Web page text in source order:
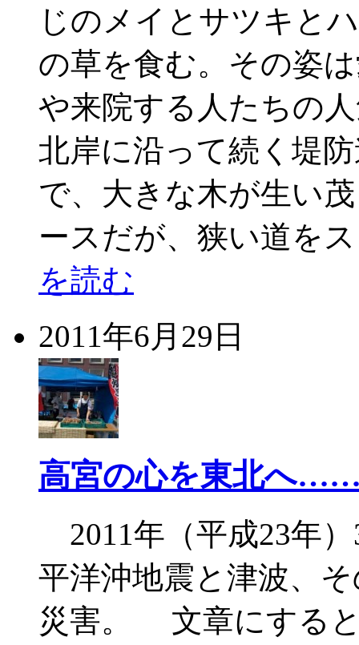
じのメイとサツキと
の草を食む。その姿
や来院する人たちの
北岸に沿って続く堤
で、大きな木が生い
ースだが、狭い道を
を読む
2011年6月29日
高宮の心を東北へ
2011年（平成23年
平洋沖地震と津波、
災害。 文章にすると